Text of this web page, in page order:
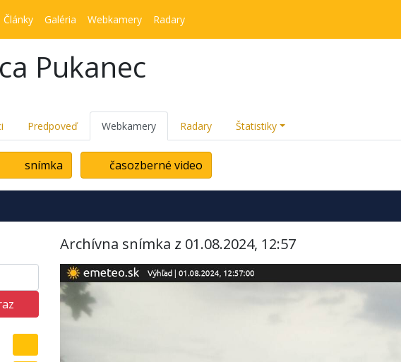
Články Galéria Webkamery Radary
Pukanec
Predpoveď Webkamery Radary Štatistiky
snímka časozberné video
Archívna snímka z 01.08.2024, 12:57